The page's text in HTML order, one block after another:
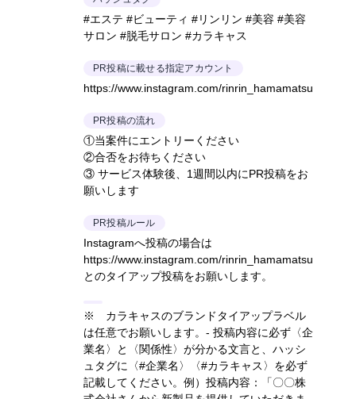
#エステ #ビューティ #リンリン #美容 #美容
サロン #脱毛サロン #カラキャス
PR投稿に載せる指定アカウント
https://www.instagram.com/rinrin_hamamatsu
PR投稿の流れ
①当案件にエントリーください
②合否をお待ちください
③ サービス体験後、1週間以内にPR投稿をお
願いします
PR投稿ルール
Instagramへ投稿の場合は
https://www.instagram.com/rinrin_hamamatsu
とのタイアップ投稿をお願いします。
※ カラキャスのブランドタイアップラベル
は任意でお願いします。- 投稿内容に必ず〈企
業名〉と〈関係性〉が分かる文言と、ハッシ
ュタグに〈#企業名〉〈#カラキャス〉を必ず
記載してください。 例）投稿内容：「〇〇株